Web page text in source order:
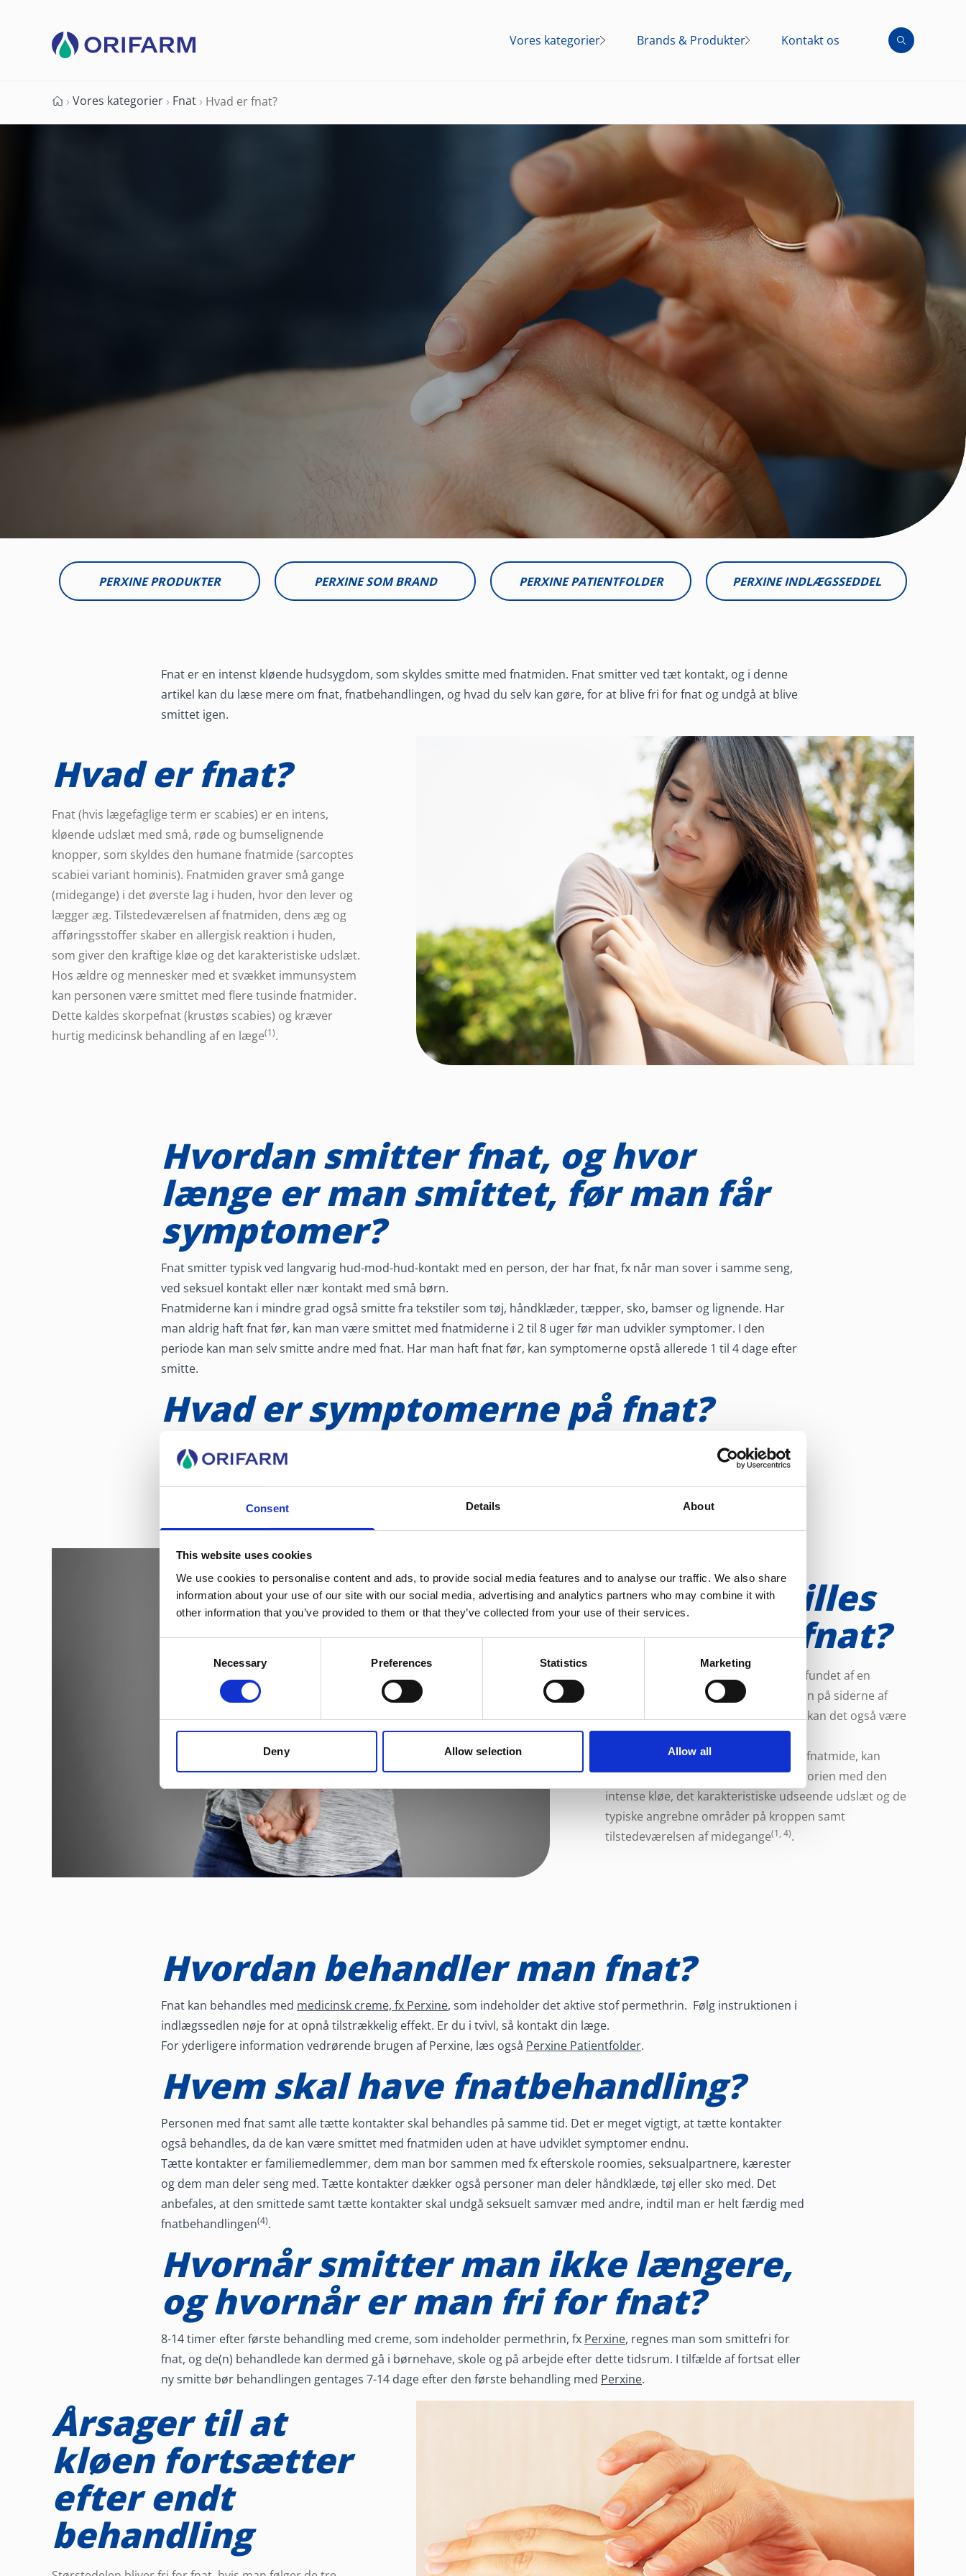
Consent Details About
This website uses cookies
We use cookies to personalise content and ads, to provide social media features and to analyse our traffic. We also share
information about your use of our site with our social media, advertising and analytics partners who may combine it with
other information that you’ve provided to them or that they’ve collected from your use of their services.
Necessary Preferences Statistics Marketing
Deny Allow selection Allow all
Vores kategorier
Forkølelse og
influenza
Kosttilskud
Allergi
Fnat
Overgangsalderen
Lokalbedøvelse af
huden
Brands & Produkter
Kontakt os
Forside
› Vores kategorier › Fnat › Hvad er fnat?
Hvad er fnat, og
hvordan undgår du
at blive smittet
igen?
PERXINE PRODUKTER PERXINE SOM BRAND PERXINE PATIENTFOLDER PERXINE INDLÆGSSEDDEL
Fnat er en intenst kløende hudsygdom, som skyldes smitte med fnatmiden. Fnat smitter ved tæt kontakt, og i denne
artikel kan du læse mere om fnat, fnatbehandlingen, og hvad du selv kan gøre, for at blive fri for fnat og undgå at blive
smittet igen.
Hvad er fnat?
Fnat (hvis lægefaglige term er scabies) er en intens,
kløende udslæt med små, røde og bumselignende
knopper, som skyldes den humane fnatmide (sarcoptes
scabiei variant hominis). Fnatmiden graver små gange
(midegange) i det øverste lag i huden, hvor den lever og
lægger æg. Tilstedeværelsen af fnatmiden, dens æg og
afføringsstoffer skaber en allergisk reaktion i huden,
som giver den kraftige kløe og det karakteristiske udslæt.
Hos ældre og mennesker med et svækket immunsystem
kan personen være smittet med flere tusinde fnatmider.
Dette kaldes skorpefnat (krustøs scabies) og kræver
hurtig medicinsk behandling af en læge(1).
Hvordan smitter fnat, og hvor
længe er man smittet, før man får
symptomer?
Fnat smitter typisk ved langvarig hud-mod-hud-kontakt med en person, der har fnat, fx når man sover i samme seng,
ved seksuel kontakt eller nær kontakt med små børn.
Fnatmiderne kan i mindre grad også smitte fra tekstiler som tøj, håndklæder, tæpper, sko, bamser og lignende. Har
man aldrig haft fnat før, kan man være smittet med fnatmiderne i 2 til 8 uger før man udvikler symptomer. I den
periode kan man selv smitte andre med fnat. Har man haft fnat før, kan symptomerne opstå allerede 1 til 4 dage efter
smitte.
Hvad er symptomerne på fnat?
Fnat viser sig ved en pludselig opstået og meget intens kløe, som forværres om natten. Der opstår små, røde og
bumselignende knopper, som på grund af kløen bliver til et forkradset udslæt. Kløen er kraftigst de steder på kroppen,
hvor fnatmiden befinder sig. Det er typisk i huden imellem og på siden af fingrene, på håndled, i albuebøjningerne,
armhuler, kønsdele, lår og balder, men kan sprede sig til hele kroppen.
Hårbund, ansigt, hals, hånd- og fodsåler bliver også ramt hos børn under 2 til 3 år samt hos ældre.
Hvordan stilles
diagnosen fnat?
Diagnosen stilles med sikkerhed ved fundet af en
fnatmide i en midegang, typisk i huden på siderne af
fingrene, og hos børn under 2 til 3 år kan det også være
på fodsålerne.
Da det ikke altid er muligt at finde en fnatmide, kan
diagnosen også stilles ud fra sygehistorien med den
intense kløe, det karakteristiske udseende udslæt og de
typiske angrebne områder på kroppen samt
tilstedeværelsen af midegange(1, 4).
Hvordan behandler man fnat?
Fnat kan behandles med medicinsk creme, fx Perxine, som indeholder det aktive stof permethrin. Følg instruktionen i
indlægssedlen nøje for at opnå tilstrækkelig effekt. Er du i tvivl, så kontakt din læge.
For yderligere information vedrørende brugen af Perxine, læs også Perxine Patientfolder.
Hvem skal have fnatbehandling?
Personen med fnat samt alle tætte kontakter skal behandles på samme tid. Det er meget vigtigt, at tætte kontakter
også behandles, da de kan være smittet med fnatmiden uden at have udviklet symptomer endnu.
Tætte kontakter er familiemedlemmer, dem man bor sammen med fx efterskole roomies, seksualpartnere, kærester
og dem man deler seng med. Tætte kontakter dækker også personer man deler håndklæde, tøj eller sko med. Det
anbefales, at den smittede samt tætte kontakter skal undgå seksuelt samvær med andre, indtil man er helt færdig med
fnatbehandlingen(4).
Hvornår smitter man ikke længere,
og hvornår er man fri for fnat?
8-14 timer efter første behandling med creme, som indeholder permethrin, fx Perxine, regnes man som smittefri for
fnat, og de(n) behandlede kan dermed gå i børnehave, skole og på arbejde efter dette tidsrum. I tilfælde af fortsat eller
ny smitte bør behandlingen gentages 7-14 dage efter den første behandling med Perxine.
Årsager til at
kløen fortsætter
efter endt
behandling